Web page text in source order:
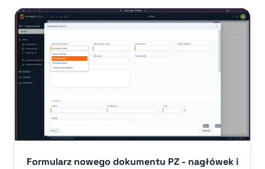
Formularz nowego dokumentu PZ - nagłówek i